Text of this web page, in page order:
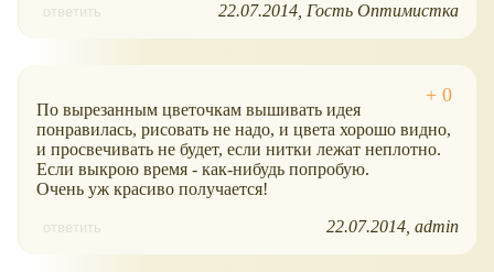
ответить 22.07.2014 Гость Оптимистка
По вырезанным цветочкам вышивать идея
понравилась, рисовать не надо, и цвета хорошо видно,
и просвечивать не будет, если нитки лежат неплотно.
Если выкрою время - как-нибудь попробую.
Очень уж красиво получается!
ответить 22.07.2014 admin